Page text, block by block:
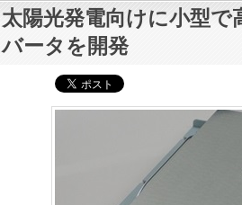
太陽光発電向けに小型で
バータを開発